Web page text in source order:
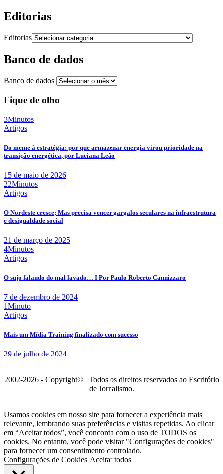
Editorias
Editorias
Banco de dados
Banco de dados
Fique de olho
3Minutos
Artigos
Do meme à estratégia: por que armazenar energia virou prioridade na
transição energética, por Luciana Leão
15 de maio de 2026
22Minutos
Artigos
O Nordeste cresce; Mas precisa vencer gargalos seculares na infraestrutura
e desigualdade social
21 de março de 2025
4Minutos
Artigos
O sujo falando do mal lavado… I Por Paulo Roberto Cannizzaro
7 de dezembro de 2024
1Minuto
Artigos
Mais um Mídia Training finalizado com sucesso
29 de julho de 2024
2002-2026 - Copyright© | Todos os direitos reservados ao Escritório
de Jornalismo.
Usamos cookies em nosso site para fornecer a experiência mais
relevante, lembrando suas preferências e visitas repetidas. Ao clicar
em “Aceitar todos”, você concorda com o uso de TODOS os
cookies. No entanto, você pode visitar "Configurações de cookies"
para fornecer um consentimento controlado.
Configurações de Cookies Aceitar todos